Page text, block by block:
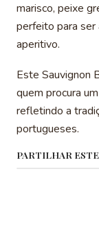
marisco, peixe
perfeito para ser
aperitivo.
Este Sauvignon
quem procura
refletindo a
portugueses.
PARTILHAR